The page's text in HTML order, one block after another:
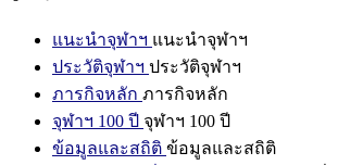
แนะนำจุฬาฯ แนะนำจุฬาฯ
ประวัติจุฬาฯ ประวัติจุฬาฯ
ภารกิจหลัก ภารกิจหลัก
จุฬาฯ 100 ปี จุฬาฯ 100 ปี
ข้อมูลและสถิติ ข้อมูลและสถิติ